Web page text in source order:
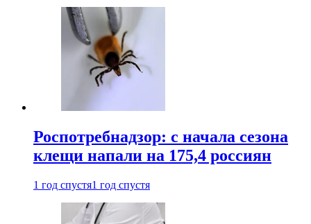
Роспотребнадзор: с начала сезона
клещи напали на 175,4 россиян
1 год спустя1 год спустя